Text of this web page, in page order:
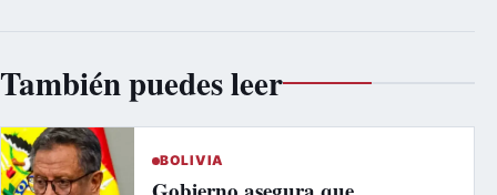
También puedes leer
BOLIVIA